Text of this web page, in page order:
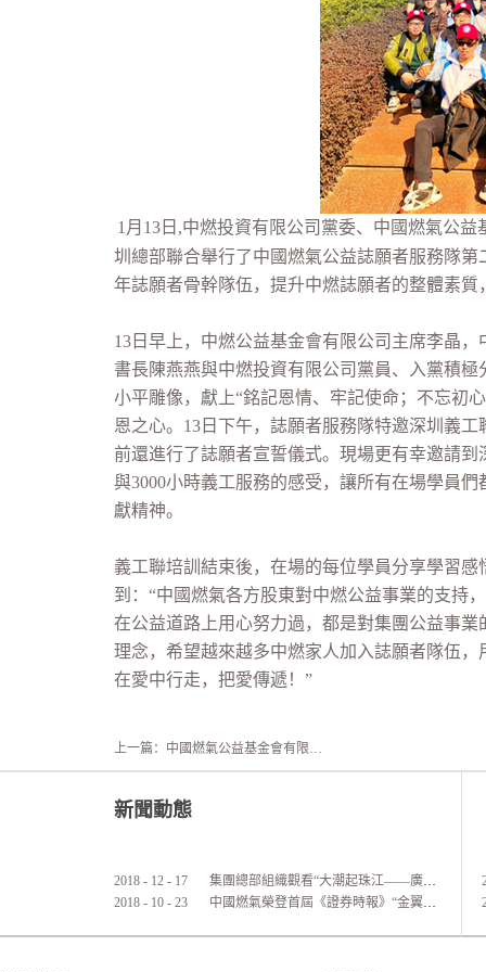
1月13日,中燃投資有限公司黨委、中國燃氣公
圳總部聯合舉行了中國燃氣公益誌願者服務隊
年誌願者骨幹隊伍，提升中燃誌願者的整體素
13日早上，中燃公益基金會有限公司主席李晶
書長陳燕燕與中燃投資有限公司黨員、入黨積
小平雕像，獻上“銘記恩情、牢記使命；不忘初
恩之心。13日下午，誌願者服務隊特邀深圳義
前還進行了誌願者宣誓儀式。現場更有幸邀請
與3000小時義工服務的感受，讓所有在場學員
獻精神。
義工聯培訓結束後，在場的每位學員分享學習
到：“中國燃氣各方股東對中燃公益事業的支持
在公益道路上用心努力過，都是對集團公益事
理念，希望越來越多中燃家人加入誌願者隊伍
在愛中行走，把愛傳遞！”
上一篇： 中國燃氣公益基金會有限公司李晶主席率領中國燃氣隊伍參加香港公益金“港島、九龍區百
新聞動態
2018 - 12 - 17 集團總部組織觀看“大潮起珠江——廣東改革開放40周年展覽”活動
2018 - 10 - 23 中國燃氣榮登首屆《證券時報》“金翼獎”港股通公司價值實力榜